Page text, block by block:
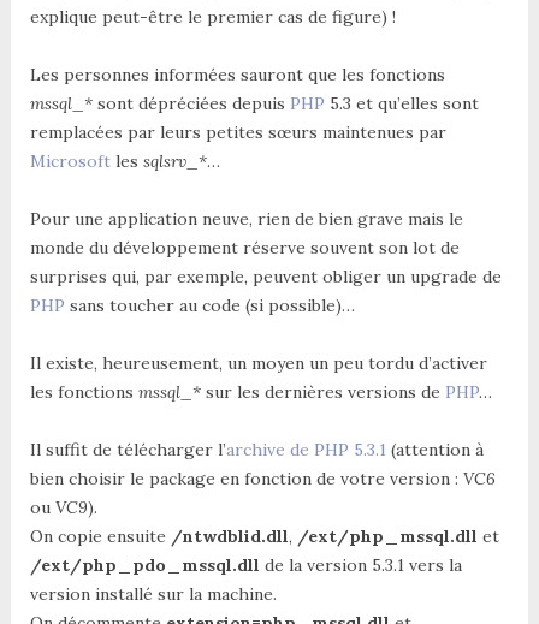
explique peut-être le premier cas de figure) !
Les personnes informées sauront que les fonctions
mssql_*sont dépréciées depuis PHP 5.3 et qu’elles sont
remplacées par leurs petites sœurs maintenues par
Microsoftles sqlsrv_*…
Pour une application neuve, rien de bien grave mais le
monde du développement réserve souvent son lot de
surprises qui, par exemple, peuvent obliger un upgrade de
PHP sans toucher au code (si possible)…
Il existe, heureusement, un moyen un peu tordu d’activer
les fonctions mssql_*sur les dernières versions de PHP…
Il suffit de télécharger l’archive de PHP 5.3.1 (attention à
bien choisir le package en fonction de votre version : VC6
ou VC9).
On copie ensuite /ntwdblid.dll, /ext/php_mssql.dll et
/ext/php_pdo_mssql.dll de la version 5.3.1 vers la
version installé sur la machine.